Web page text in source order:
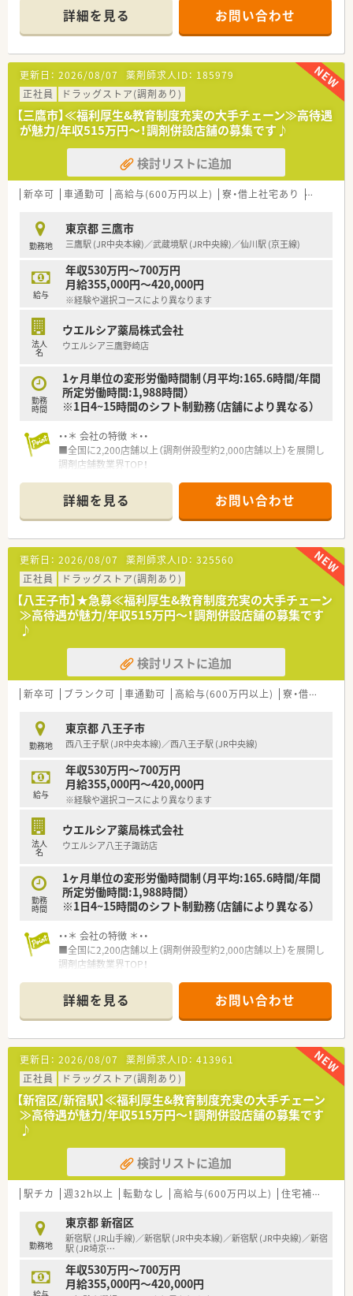
頑張り次第で高給与も可能！
■経験や勤務コースによりますが、経験の少ない方でも500万前
半スタートと業界TOP水準！
■職種や職域に合わせ、豊富な社内研修や外部組織と連携した研
修を用意されています
■薬剤師が中心の会社だからこそ活躍できるキャリアパスが多
種多様に用意されています。
■店舗拡大に伴い、エリアマネジャーや営業部長等のマネジメン
トのポジションも増えます。
■在宅や教育等の専門性を活かせるスペシャリストを目指すこ
とも可能です。
■その他にも、管理部門や商品部門等の本社スタッフなど活動領
域は多種多様です。
■在宅実施店舗は年々増加しており、在宅医療へもしっかりと関
■育児休暇は3歳まで取得が可能で、時短制度は小学5年生まで
時短勤務ができるよう変更予定です。
■年間休日が120日とワークライフバランスが整っています
■日用品から常備薬まで、従業員割引制度など嬉しいメリットも
たくさんあります！
詳細を見る お問い合わせ
更新日： 2026/08/07 薬剤師求人ID： 185979
正社員
ドラッグストア(調剤あり)
【三鷹市】≪福利厚生&教育制度充実の大手チェーン≫高待遇
が魅力/年収515万円～！調剤併設店舗の募集です♪
検討リストに追加
新卒可 車通勤可 高給与(600万円以上) 寮・借上社宅あり 教育制度
勤務地
東京都 三鷹市
三鷹駅 (JR中央本線)／武蔵境駅 (JR中央線)／仙川駅 (京王線)
給与
年収530万円～700万円
月給355,000円～420,000円
※経験や選択コースにより異なります
法人
名
ウエルシア薬局株式会社
ウエルシア三鷹野崎店
勤務
時間
1ヶ月単位の変形労働時間制（月平均:165.6時間/年間
所定労働時間:1,988時間）
※1日4~15時間のシフト制勤務（店舗により異なる）
・・＊ 会社の特徴 ＊・・
■全国に2,200店舗以上（調剤併設型約2,000店舗以上）を展開し
調剤店舗数業界TOP！
頑張り次第で高給与も可能！
■経験や勤務コースによりますが、経験の少ない方でも500万前
半スタートと業界TOP水準！
■職種や職域に合わせ、豊富な社内研修や外部組織と連携した研
修を用意されています
■薬剤師が中心の会社だからこそ活躍できるキャリアパスが多
種多様に用意されています。
■店舗拡大に伴い、エリアマネジャーや営業部長等のマネジメン
トのポジションも増えます。
■在宅や教育等の専門性を活かせるスペシャリストを目指すこ
■その他にも、管理部門や商品部門等の本社スタッフなど活動領
域は多種多様です。
■在宅実施店舗は年々増加しており、在宅医療へもしっかりと関
わる事ができます。
時短勤務ができるよう変更予定です。
■年間休日が120日とワークライフバランスが整っています
■日用品から常備薬まで、従業員割引制度など嬉しいメリットも
たくさんあります！
詳細を見る お問い合わせ
更新日： 2026/08/07 薬剤師求人ID： 325560
正社員
ドラッグストア(調剤あり)
【八王子市】★急募≪福利厚生&教育制度充実の大手チェーン
≫高待遇が魅力/年収515万円～！調剤併設店舗の募集です
♪
検討リストに追加
新卒可 ブランク可 車通勤可 高給与(600万円以上) 寮・借上社宅あり
勤務地
東京都 八王子市
西八王子駅 (JR中央本線)／西八王子駅 (JR中央線)
給与
年収530万円～700万円
月給355,000円～420,000円
※経験や選択コースにより異なります
法人
名
ウエルシア薬局株式会社
ウエルシア八王子諏訪店
勤務
時間
1ヶ月単位の変形労働時間制（月平均:165.6時間/年間
所定労働時間:1,988時間）
※1日4~15時間のシフト制勤務（店舗により異なる）
・・＊ 会社の特徴 ＊・・
■全国に2,200店舗以上（調剤併設型約2,000店舗以上）を展開し
調剤店舗数業界TOP！
頑張り次第で高給与も可能！
■経験や勤務コースによりますが、経験の少ない方でも500万前
半スタートと業界TOP水準！
■職種や職域に合わせ、豊富な社内研修や外部組織と連携した研
修を用意されています
■薬剤師が中心の会社だからこそ活躍できるキャリアパスが多
種多様に用意されています。
■店舗拡大に伴い、エリアマネジャーや営業部長等のマネジメン
トのポジションも増えます。
■在宅や教育等の専門性を活かせるスペシャリストを目指すこ
■その他にも、管理部門や商品部門等の本社スタッフなど活動領
域は多種多様です。
■在宅実施店舗は年々増加しており、在宅医療へもしっかりと関
わる事ができます。
時短勤務ができるよう変更予定です。
■年間休日が120日とワークライフバランスが整っています
■日用品から常備薬まで、従業員割引制度など嬉しいメリットも
たくさんあります！
詳細を見る お問い合わせ
更新日： 2026/08/07 薬剤師求人ID： 413961
正社員
ドラッグストア(調剤あり)
【新宿区/新宿駅】≪福利厚生&教育制度充実の大手チェーン
≫高待遇が魅力/年収515万円～！調剤併設店舗の募集です
♪
検討リストに追加
駅チカ 週32h以上 転勤なし 高給与(600万円以上) 住宅補助(手当)あり
勤務地
東京都 新宿区
新宿駅 (JR山手線)／新宿駅 (JR中央本線)／新宿駅 (JR中央線)／新宿
駅 (JR埼京…
年収530万円～700万円
月給355,000円～420,000円